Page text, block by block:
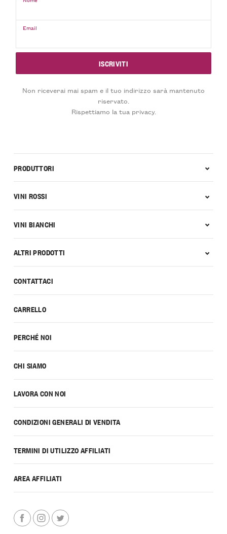
Email
Non riceverai mai spam e il tuo indirizzo sarà mantenuto
riservato.
Rispettiamo la tua privacy.
CONTATTACI
CARRELLO
PERCHÉ NOI
CHI SIAMO
LAVORA CON NOI
CONDIZIONI GENERALI DI VENDITA
TERMINI DI UTILIZZO AFFILIATI
AREA AFFILIATI
PRODUTTORI
VINI ROSSI
VINI BIANCHI
ALTRI PRODOTTI